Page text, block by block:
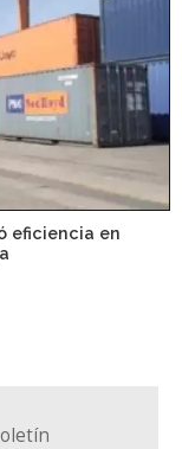
eficiencia en